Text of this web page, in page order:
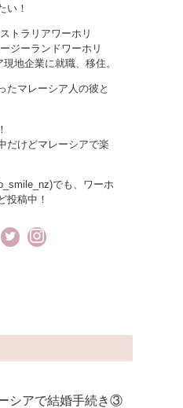
い！
トラリアワーホリ
ジーランドワーホリ
地企業に就職、移住。
たマレーシア人の彼と
だけどマレーシアで楽
でも、ワーホ
投稿中！
シアで結婚手続き③